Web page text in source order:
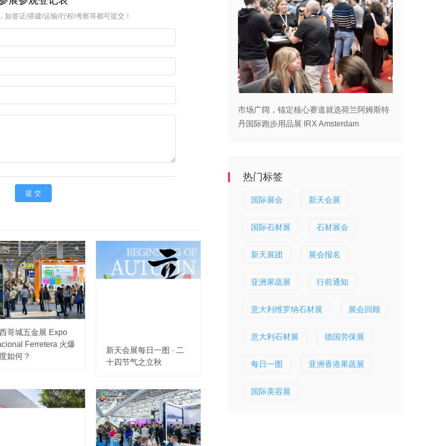
哥城五金展 Expo
Ferretera 火爆
如何？
新天会展每日一图 · 二
十四节气之立秋
市场广阔，锚定核心赛道就选荷兰阿姆斯特
丹国际跑步用品展 IRX Amsterdam
热门标签
国际展会 新天会展
国际石材展 石材展会
新天展团 展会报名
亚洲果蔬展 行前通知
意大利维罗纳石材展 展会回顾
意大利石材展 德国劳保展
每日一图 亚洲香港果蔬展
国际美容展